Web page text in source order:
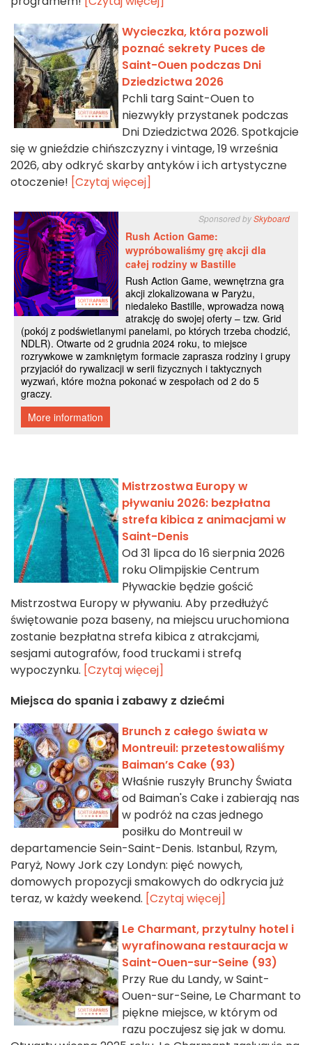
Wycieczka, która pozwoli
poznać sekrety Puces de
Saint-Ouen podczas Dni
Dziedzictwa 2026
Pchli targ Saint-Ouen to
niezwykły przystanek podczas
Dni Dziedzictwa 2026. Spotkajcie
się w gnieździe chińszczyzny i vintage, 19 września
2026, aby odkryć skarby antyków i ich artystyczne
otoczenie! [Czytaj więcej]
Mistrzostwa Europy w
pływaniu 2026: bezpłatna
strefa kibica z animacjami w
Saint-Denis
Od 31 lipca do 16 sierpnia 2026
roku Olimpijskie Centrum
Pływackie będzie gościć
Mistrzostwa Europy w pływaniu. Aby przedłużyć
świętowanie poza baseny, na miejscu uruchomiona
zostanie bezpłatna strefa kibica z atrakcjami,
sesjami autografów, food truckami i strefą
wypoczynku. [Czytaj więcej]
Miejsca do spania i zabawy z dziećmi
Brunch z całego świata w
Montreuil: przetestowaliśmy
Baiman’s Cake (93)
Właśnie ruszyły Brunchy Świata
od Baiman's Cake i zabierają nas
w podróż na czas jednego
posiłku do Montreuil w
departamencie Sein-Saint-Denis. Istanbul, Rzym,
Paryż, Nowy Jork czy Londyn: pięć nowych,
domowych propozycji smakowych do odkrycia już
teraz, w każdy weekend. [Czytaj więcej]
Le Charmant, przytulny hotel i
wyrafinowana restauracja w
Saint-Ouen-sur-Seine (93)
Przy Rue du Landy, w Saint-
Ouen-sur-Seine, Le Charmant to
piękne miejsce, w którym od
razu poczujesz się jak w domu.